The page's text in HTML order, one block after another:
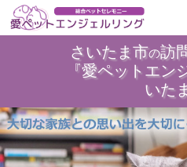
さいたま市の訪
『愛ペットエン
いた